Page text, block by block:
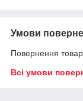
Умови
Повернення
Всі умови